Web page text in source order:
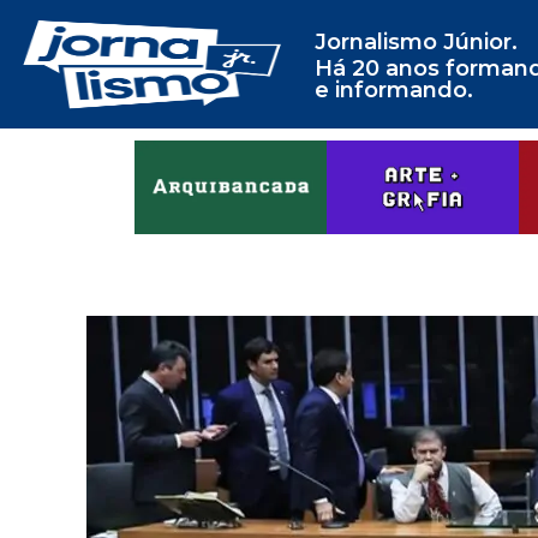
Jornalismo Júnior.
Há 20 anos
e informando.